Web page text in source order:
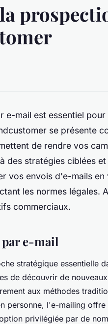
mail est essentiel
se présente
de rendre vos
des stratégies ciblées
vos envois d'e-mails en
les normes légales.
commerciaux.
e-mail
stratégique essentielle
de découvrir de
aux méthodes
personne, l'e-mailing
privilégiée par de